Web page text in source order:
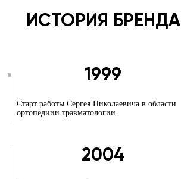
ИСТОРИЯ БРЕНДА
1999
Старт работы Сергея Николаевича в области
ортопедиии травматологии.
2004